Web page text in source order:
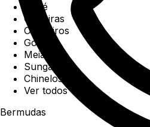
Boné
Carteiras
Chaveiros
Gorros
Meias
Sunga
Chinelos
Ver todos
Bermudas